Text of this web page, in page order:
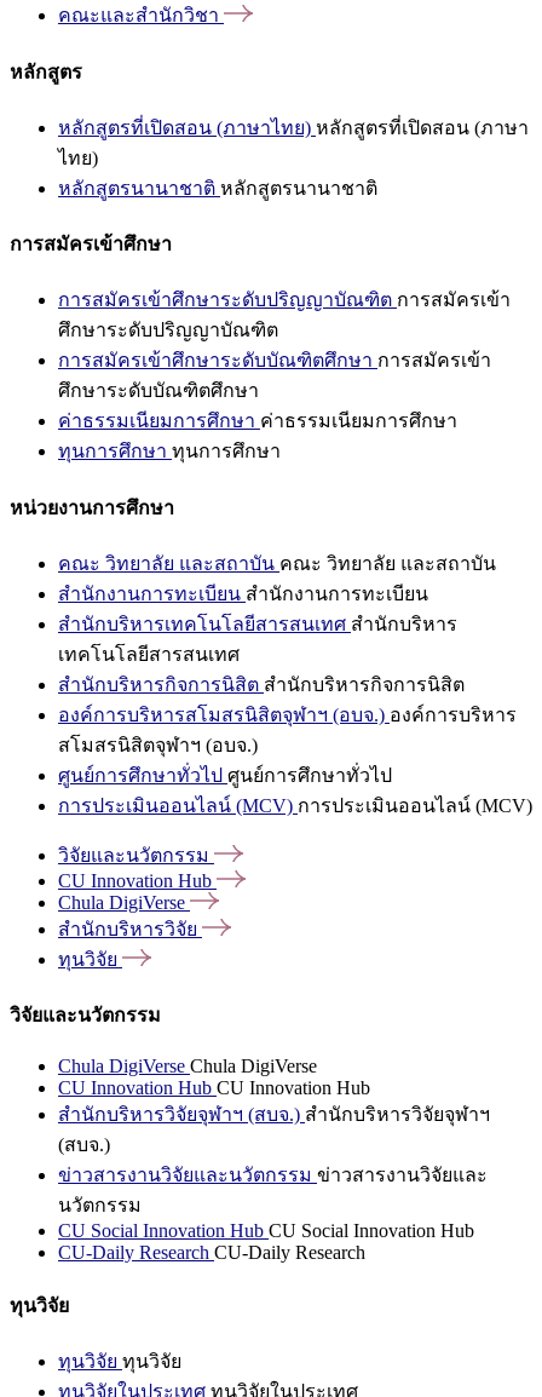
คณะและสำนักวิชา
หลักสูตร
หลักสูตรที่เปิดสอน (ภาษาไทย) หลักสูตรที่เปิดสอน (ภาษา
ไทย)
หลักสูตรนานาชาติ หลักสูตรนานาชาติ
การสมัครเข้าศึกษา
การสมัครเข้าศึกษาระดับปริญญาบัณฑิต การสมัครเข้า
ศึกษาระดับปริญญาบัณฑิต
การสมัครเข้าศึกษาระดับบัณฑิตศึกษา การสมัครเข้า
ศึกษาระดับบัณฑิตศึกษา
ค่าธรรมเนียมการศึกษา ค่าธรรมเนียมการศึกษา
ทุนการศึกษา ทุนการศึกษา
หน่วยงานการศึกษา
คณะ วิทยาลัย และสถาบัน คณะ วิทยาลัย และสถาบัน
สำนักงานการทะเบียน สำนักงานการทะเบียน
สำนักบริหารเทคโนโลยีสารสนเทศ สำนักบริหาร
เทคโนโลยีสารสนเทศ
สำนักบริหารกิจการนิสิต สำนักบริหารกิจการนิสิต
องค์การบริหารสโมสรนิสิตจุฬาฯ (อบจ.) องค์การบริหาร
สโมสรนิสิตจุฬาฯ (อบจ.)
ศูนย์การศึกษาทั่วไป ศูนย์การศึกษาทั่วไป
การประเมินออนไลน์ (MCV) การประเมินออนไลน์ (MCV)
วิจัยและนวัตกรรม
CU Innovation Hub
Chula DigiVerse
สำนักบริหารวิจัย
ทุนวิจัย
วิจัยและนวัตกรรม
Chula DigiVerse Chula DigiVerse
CU Innovation Hub CU Innovation Hub
สำนักบริหารวิจัยจุฬาฯ (สบจ.) สำนักบริหารวิจัยจุฬาฯ
(สบจ.)
ข่าวสารงานวิจัยและนวัตกรรม ข่าวสารงานวิจัยและ
นวัตกรรม
CU Social Innovation Hub CU Social Innovation Hub
CU-Daily Research CU-Daily Research
ทุนวิจัย
ทุนวิจัย ทุนวิจัย
ทุนวิจัยในประเทศ ทุนวิจัยในประเทศ